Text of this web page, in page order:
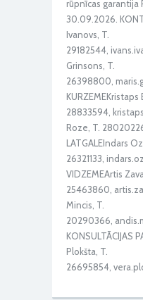
rūpnīcas garantija
30.09.2026.
Ivanovs, T.
29182544,
Grinsons, T.
26398800,
KURZEMEKristaps
28833594,
Roze, T.
LATGALEIndars
26321133,
VIDZEMEArtis
25463860,
Mincis, T.
20290366,
KONSULTĀCIJAS
Plokšta, T.
26695854,